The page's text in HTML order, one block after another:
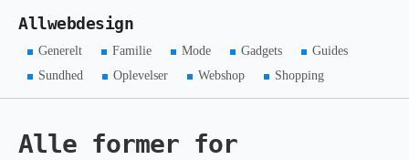
Allwebdesign
Generelt Familie Mode Gadgets
Guides
Sundhed
Oplevelser Webshop Shopping
Alle former for